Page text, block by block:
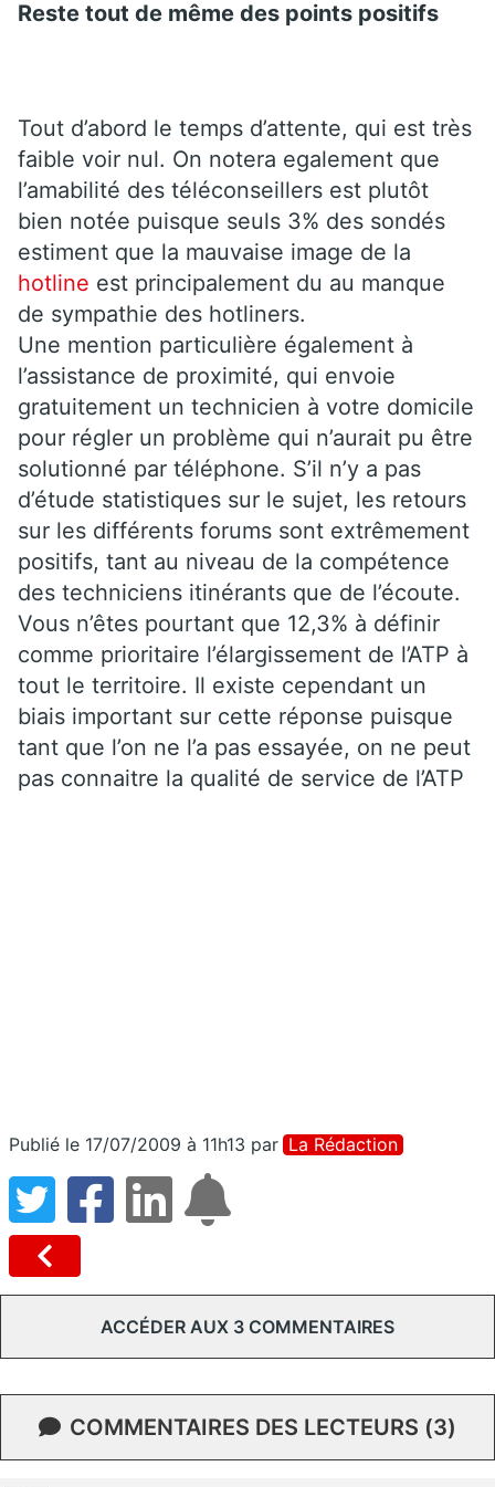
Reste tout de même des points positifs
Tout d’abord le temps d’attente, qui est très
faible voir nul. On notera egalement que
l’amabilité des téléconseillers est plutôt
bien notée puisque seuls 3% des sondés
estiment que la mauvaise image de la
hotline est principalement du au manque
de sympathie des hotliners.
Une mention particulière également à
l’assistance de proximité, qui envoie
gratuitement un technicien à votre domicile
pour régler un problème qui n’aurait pu être
solutionné par téléphone. S’il n’y a pas
d’étude statistiques sur le sujet, les retours
sur les différents forums sont extrêmement
positifs, tant au niveau de la compétence
des techniciens itinérants que de l’écoute.
Vous n’êtes pourtant que 12,3% à définir
comme prioritaire l’élargissement de l’ATP à
tout le territoire. Il existe cependant un
biais important sur cette réponse puisque
tant que l’on ne l’a pas essayée, on ne peut
pas connaitre la qualité de service de l’ATP
Publié le 17/07/2009 à 11h13 par La Rédaction
ACCÉDER AUX 3 COMMENTAIRES
COMMENTAIRES DES LECTEURS (3)